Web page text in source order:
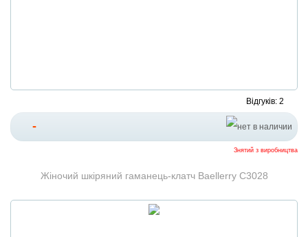
Відгуків: 2
-
Знятий з виробництва
Жіночий шкіряний гаманець-клатч Baellerry C3028